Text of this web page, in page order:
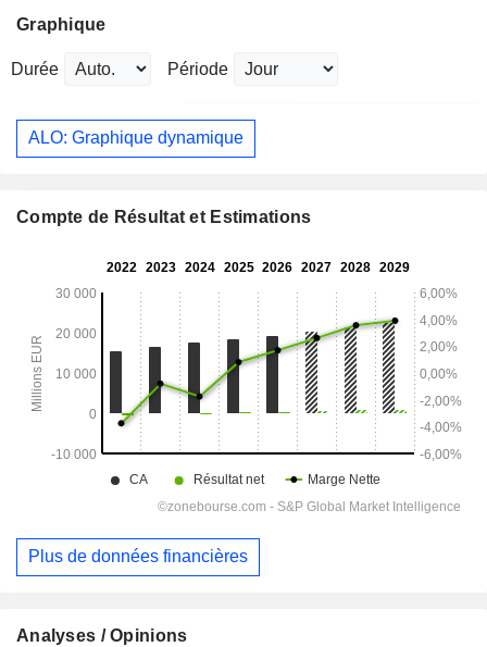
Graphique
Durée Période
ALO: Graphique dynamique
Compte de Résultat et Estimations
Plus de données financières
Analyses / Opinions